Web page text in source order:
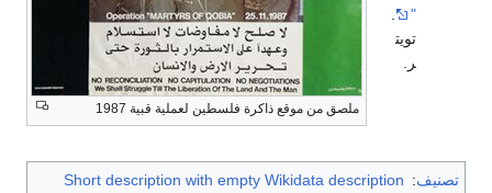
ملصق من موقع ذاكرة فلسطين لعملية قبية 1987
"
تويت
ر.
تصنيف:
Short description with empty Wikidata description